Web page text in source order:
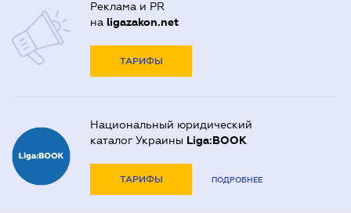
Реклама и PR
на ligazakon.net
ТАРИФЫ
Национальный юридический
каталог Украины Liga:BOOK
ТАРИФЫ ПОДРОБНЕЕ